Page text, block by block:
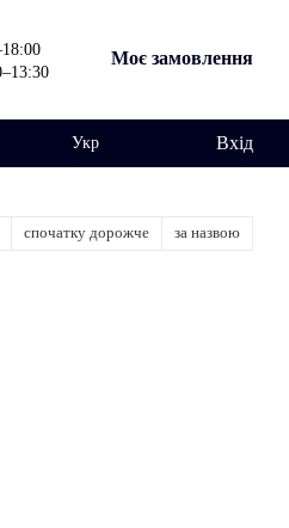
Моє замовлення
Укр Вхід
спочатку дорожче за назвою